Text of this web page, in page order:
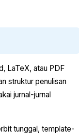
LaTeX, atau PDF
struktur penulisan
jurnal-jurnal
tunggal, template-